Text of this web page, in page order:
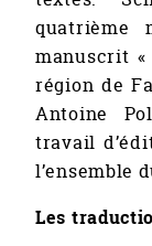
quatrième
manuscrit
région de
Antoine
travail
l’ensemble
Les